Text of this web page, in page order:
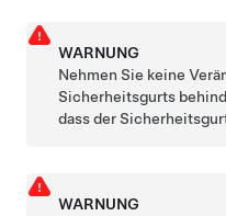
WARNUNG
Nehmen Sie keine
Sicherheitsgurts
dass der
WARNUNG